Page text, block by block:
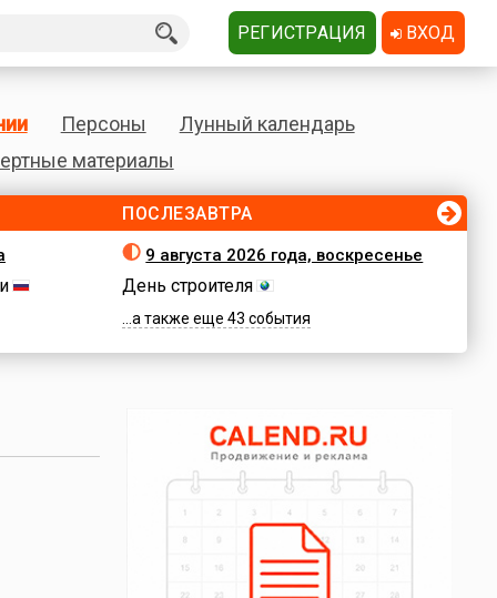
Персоны
Лунный календарь
материалы
ПОСЛЕЗАВТРА
9 августа 2026 года, воскресенье
День строителя
...а также еще 43 события
РЕГИСТРАЦИЯ ВХОД